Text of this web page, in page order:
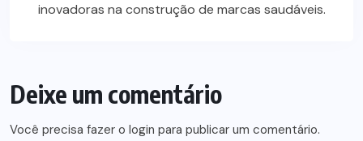
inovadoras na construção de marcas saudáveis.
Deixe um comentário
Você precisa fazer o login para publicar um comentário.